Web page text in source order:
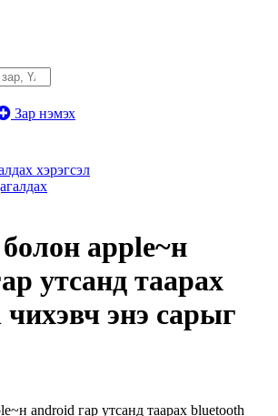
Зар нэмэх
хэрэгсэл
apple~н
утсанд таарах
энэ сарыг
android гар утсанд таарах bluetooth